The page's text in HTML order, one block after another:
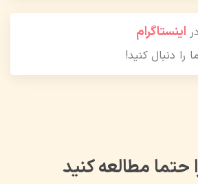
در اینستاگرام
ما را دنبال کنید!
حتما مطالعه کنید